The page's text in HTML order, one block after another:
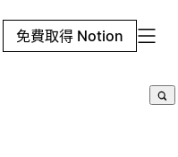
免費取得 Notion